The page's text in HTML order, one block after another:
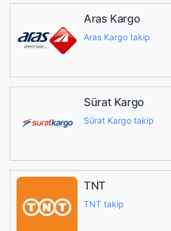
Aras Kargo
Aras Kargo takip
Sürat Kargo
Sürat Kargo takip
TNT
TNT takip